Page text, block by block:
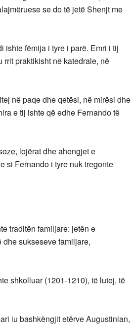
se do të jetë Shenjt me
ishte fëmija i tyre i parë. Emri i tij
praktikisht në katedrale, në
në paqe dhe qetësi, në mirësi dhe
e tij ishte që edhe Fernando të
lojërat dhe ahengjet e
si Fernando i tyre nuk tregonte
traditën familjare: jetën e
sukseseve familjare,
shkolluar (1201-1210), të lutej, të
iu bashkëngjit etërve Augustinian,